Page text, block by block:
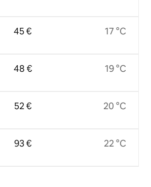
45 €
48 €
52 €
93 €
17 °C
19 °C
20 °C
22 °C